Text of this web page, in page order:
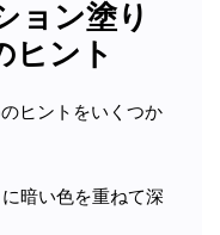
ョン塗り
ヒント
ヒントをいくつか
暗い色を重ねて深